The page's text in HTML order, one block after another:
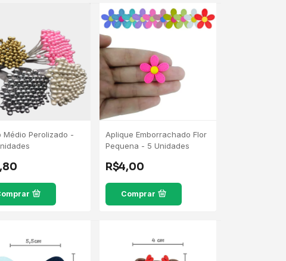
Médio Perolizado -
Aplique Emborrachado Flor
Pequena - 5 Unidades
R$4,00
Comprar